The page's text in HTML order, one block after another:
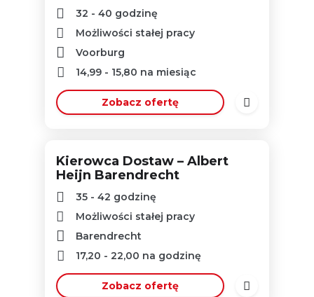
32 - 40 godzinę
Możliwości stałej pracy
Voorburg
14,99 - 15,80 na miesiąc
Zobacz ofertę
Kierowca Dostaw – Albert
Heijn Barendrecht
35 - 42 godzinę
Możliwości stałej pracy
Barendrecht
17,20 - 22,00 na godzinę
Zobacz ofertę